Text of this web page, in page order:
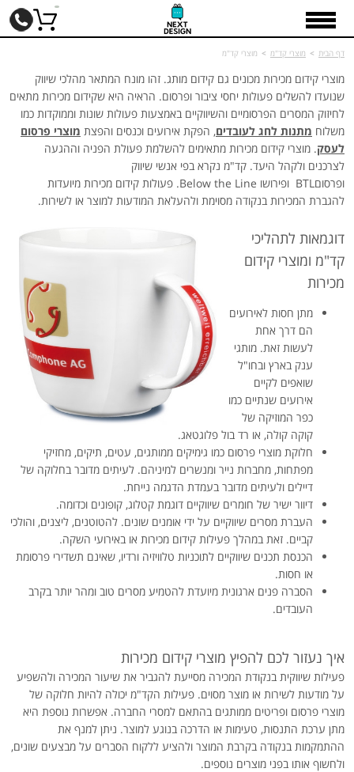
דף הבית > מוצרי קד"מ > מוצרי קד"מ
מוצרי קידום מכירות מכונים גם קידום מותג. זהו מונח המתאר מהלכי שיווק
שנועדו להשלים פעולות יחסי ציבור ופרסום. הראיה היא שקידום מכירות מתאים
לחיזוק המסרים הפרסומיים והשיווקיים באמצעות פעולות שונות וממוקדות כמו
משלוח מתנות לחג לעובדים, הפקת אירועים וכנסים והפצת מוצרי פרסום
לעסק. מוצרי קידום מכירות מתאימים להשלמת פעולת הפניה וההגעה
לצרכנים ולקהל היעד. קד"מ נקרא בפי אנשי שיווק
ופרסוםBTL ופירושו Below the Line. פעולות קידום מכירות מיועדות
להגברת המכירות בנקודה מסוימת ולהעלאת המודעות למוצר או לשירות.
דוגמאות לתהליכי
קד"מ ומוצרי קידום
מכירות
מתן חסות לאירועים
הם דרך אחת
לעשות זאת. מותגי
ענק בארץ ובחו"ל
שואפים לקיים
אירועים שנתיים כמו
כפר המוזיקה של
קוקה קולה, או רד בול פלוגטאג.
חלוקת מוצרי פרסום כמו גימיקים ממותגים, עטים, תיקים, מחזיקי
מפתחות, מחברות נייר ומנשרים למיניהם. לעיתים מדובר בחלוקה של
דיילים ולעיתים מדובר בעמדת הדגמה נייחת.
דיוור ישיר של חומרים שיווקיים דוגמת קטלוג, קופונים וכדומה.
העברת מסרים שיווקיים על ידי אומנים שונים. להטוטנים, ליצנים, והולכי
קביים. זאת במהלך פעילות קידום מכירות או באירועי השקה.
הכנסת תכנים שיווקיים לתוכניות טלוויזיה ורדיו, שאינם תשדירי פרסומת
או חסות.
הסברה פנים ארגונית מיועדת להטמיע מסרים טוב ומהר יותר בקרב
העובדים.
איך נעזור לכם להפיץ מוצרי קידום מכירות
פעילות שיווקית בנקודת המכירה מסייעת להגביר את שיעור המכירה ולהשפיע
על מודעות לשירות או מוצר מסוים. פעילות הקד"מ יכולה להיות חלוקה של
מוצרי פרסום ופריטים ממותגים בהתאם למסרי החברה. אפשרות נוספת היא
מתן ערכת התנסות, טעימות או הדרכה בנוגע למוצר. ניתן למנף את
ההתמקמות בנקודה בקרבת המוצר ולהציע ללקוח הסברים על מבצעים שונים,
ולחשוף אותו בפני מוצרים נוספים.